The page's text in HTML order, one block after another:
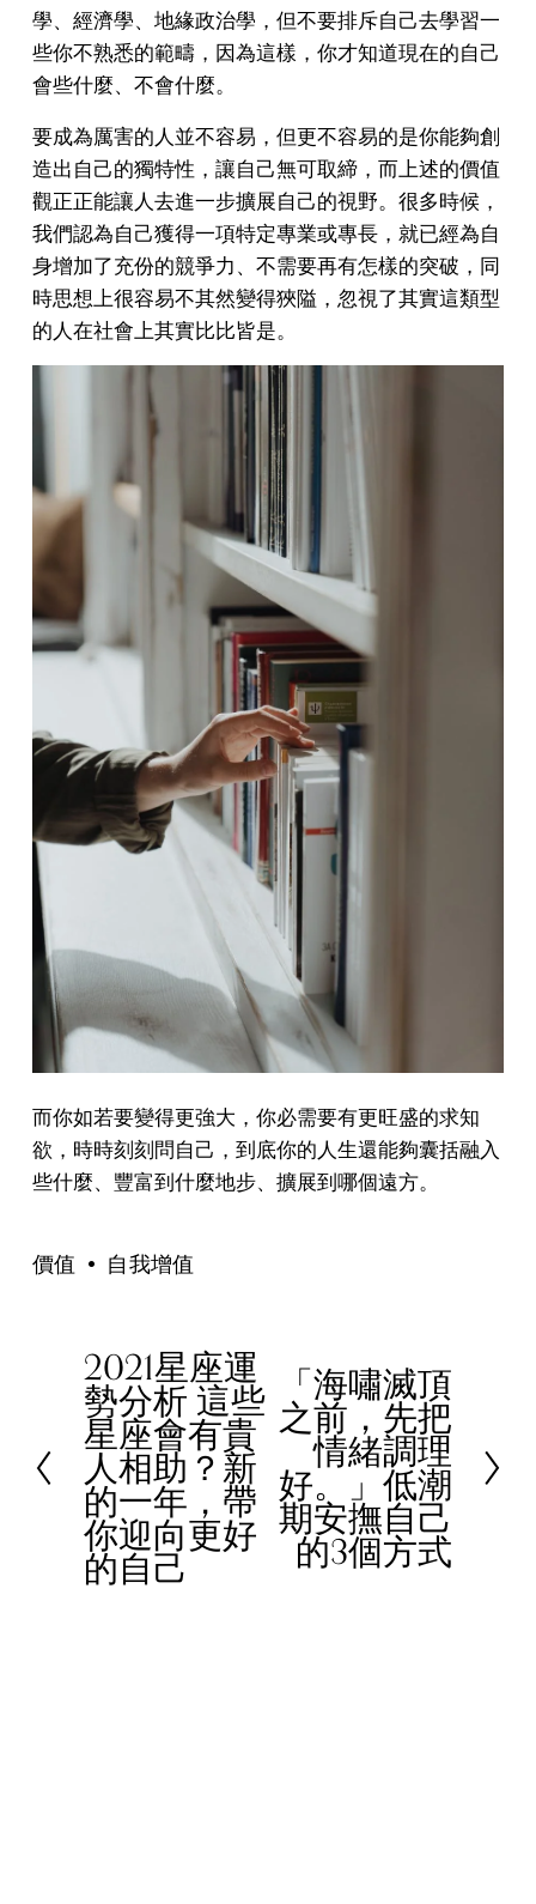
學、經濟學、地緣政治學，但不要排斥自己去學習一
些你不熟悉的範疇，因為這樣，你才知道現在的自己
會些什麼、不會什麼。
要成為厲害的人並不容易，但更不容易的是你能夠創
造出自己的獨特性，讓自己無可取締，而上述的價值
觀正正能讓人去進一步擴展自己的視野。很多時候，
我們認為自己獲得一項特定專業或專長，就已經為自
身增加了充份的競爭力、不需要再有怎樣的突破，同
時思想上很容易不其然變得狹隘，忽視了其實這類型
的人在社會上其實比比皆是。
而你如若要變得更強大，你必需要有更旺盛的求知
欲，時時刻刻問自己，到底你的人生還能夠囊括融入
些什麼、豐富到什麼地步、擴展到哪個遠方。
價值 自我增值
P
r
e
i
o
u
s
2021星座運
勢分析 這些
星座會有貴
人相助？新
的一年，帶
你迎向更好
的自己
「海嘯滅頂
之前，先把
情緒調理
好。」低潮
期安撫自己
的3個方式